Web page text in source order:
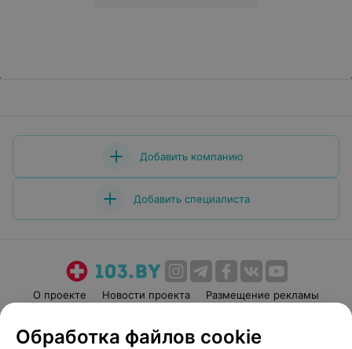
Добавить компанию
Добавить специалиста
О проекте Новости проекта
Размещение рекламы
Пользовательское соглашение
Способы оплаты
Обработка файлов cookie